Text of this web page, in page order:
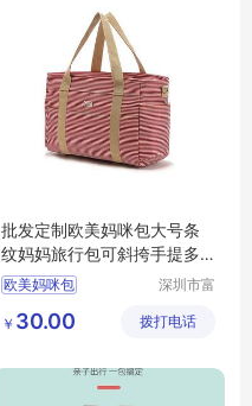
批发定制欧美妈咪包大号条
纹妈妈旅行包可斜挎手提多
功能母婴用品收纳包
欧美妈咪包
深圳市富
限公司
￥ 30.00 拨打电话